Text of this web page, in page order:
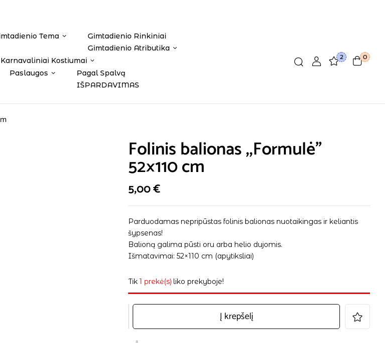
Tema
Gimtadienio Rinkiniai
Gimtadienio Atributika
Karnavaliniai Kostiumai
Paslaugos
Pagal Spalvą
IŠPARDAVIMAS
2 0
Folinis balionas ,,Formulė”
52×110 cm
5,00€
Parduodamas nepripūstas folinis balionas nuotaikingas ir keliantis
šypsenas!
Balioną galima pūsti oru arba helio dujomis.
Išmatavimai: 52×110 cm (apytiksliai)
Tik1 prekė(s) liko prekyboje!
Į krepšelį